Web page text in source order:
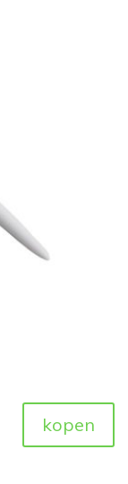
kopen